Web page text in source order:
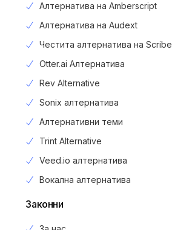
Алтернатива на Amberscript
Алтернатива на Audext
Честита алтернатива на Scribe
Otter.ai Алтернатива
Rev Alternative
Sonix алтернатива
Алтернативни теми
Trint Alternative
Veed.io алтернатива
Вокална алтернатива
Законни